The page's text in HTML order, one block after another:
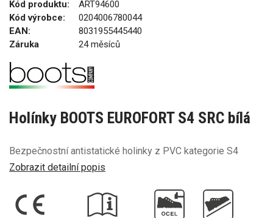
Kód produktu:
ART94600
Kód výrobce:
0204006780044
EAN:
8031955445440
Záruka
24 měsíců
Holínky BOOTS EUROFORT S4 SRC bílá
Bezpečnostní antistatické holinky z PVC kategorie S4
Zobrazit detailní popis